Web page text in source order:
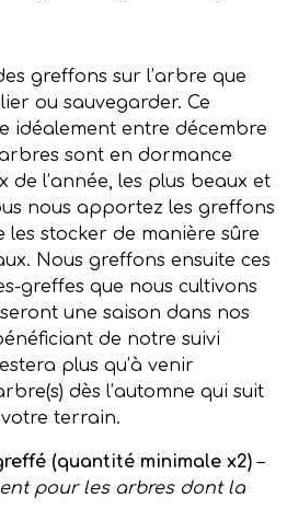
greffons sur l’arbre que
ou sauvegarder. Ce
idéalement entre décembre
sont en dormance
de l’année, les plus beaux et
nous apportez les greffons
les stocker de manière sûre
Nous greffons ensuite ces
greffes que nous cultivons
une saison dans nos
de notre suivi
plus qu’à venir
dès l’automne qui suit
terrain.
(quantité minimale x2)–
pour les arbres dont la